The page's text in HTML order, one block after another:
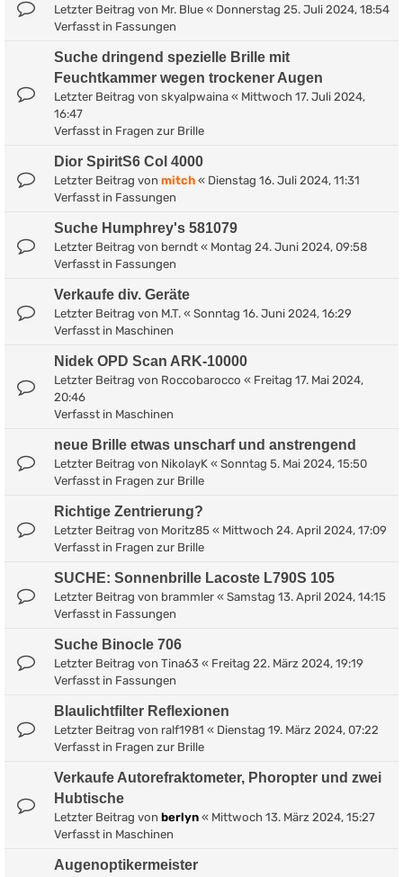
Letzter Beitrag von Mr. Blue « Donnerstag 25. Juli 2024, 18:54
Verfasst in Fassungen
Suche dringend spezielle Brille mit
Feuchtkammer wegen trockener Augen
Letzter Beitrag von skyalpwaina « Mittwoch 17. Juli 2024,
16:47
Verfasst in Fragen zur Brille
Dior SpiritS6 Col 4000
Letzter Beitrag von mitch « Dienstag 16. Juli 2024, 11:31
Verfasst in Fassungen
Suche Humphrey's 581079
Letzter Beitrag von berndt « Montag 24. Juni 2024, 09:58
Verfasst in Fassungen
Verkaufe div. Geräte
Letzter Beitrag von M.T. « Sonntag 16. Juni 2024, 16:29
Verfasst in Maschinen
Nidek OPD Scan ARK-10000
Letzter Beitrag von Roccobarocco « Freitag 17. Mai 2024,
20:46
Verfasst in Maschinen
neue Brille etwas unscharf und anstrengend
Letzter Beitrag von NikolayK « Sonntag 5. Mai 2024, 15:50
Verfasst in Fragen zur Brille
Richtige Zentrierung?
Letzter Beitrag von Moritz85 « Mittwoch 24. April 2024, 17:09
Verfasst in Fragen zur Brille
SUCHE: Sonnenbrille Lacoste L790S 105
Letzter Beitrag von brammler « Samstag 13. April 2024, 14:15
Verfasst in Fassungen
Suche Binocle 706
Letzter Beitrag von Tina63 « Freitag 22. März 2024, 19:19
Verfasst in Fassungen
Blaulichtfilter Reflexionen
Letzter Beitrag von ralf1981 « Dienstag 19. März 2024, 07:22
Verfasst in Fragen zur Brille
Verkaufe Autorefraktometer, Phoropter und zwei
Hubtische
Letzter Beitrag von berlyn « Mittwoch 13. März 2024, 15:27
Verfasst in Maschinen
Augenoptikermeister